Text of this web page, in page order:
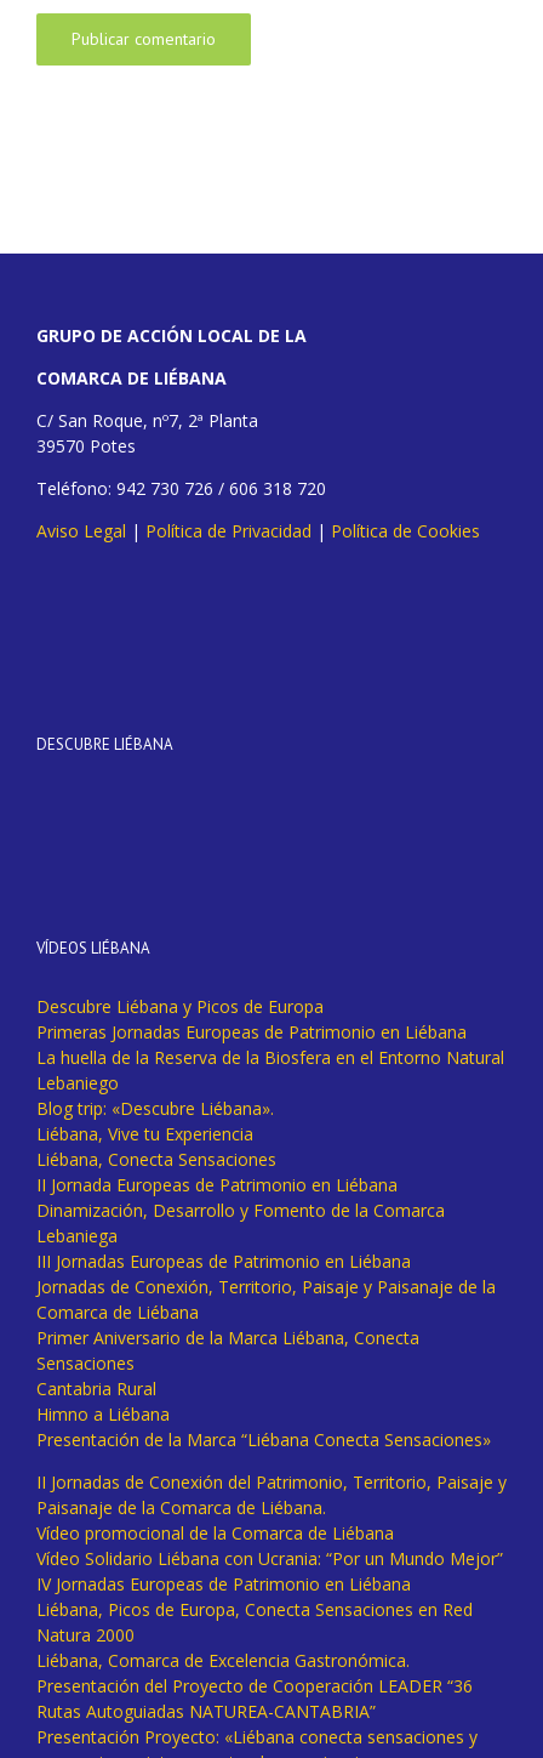
GRUPO DE ACCIÓN LOCAL DE LA
COMARCA DE LIÉBANA
C/ San Roque, nº7, 2ª Planta
39570 Potes
Teléfono: 942 730 726 / 606 318 720
Aviso Legal | Política de Privacidad | Política de Cookies
DESCUBRE LIÉBANA
VÍDEOS LIÉBANA
Descubre Liébana y Picos de Europa
Primeras Jornadas Europeas de Patrimonio en Liébana
La huella de la Reserva de la Biosfera en el Entorno Natural
Lebaniego
Blog trip: «Descubre Liébana».
Liébana, Vive tu Experiencia
Liébana, Conecta Sensaciones
II Jornada Europeas de Patrimonio en Liébana
Dinamización, Desarrollo y Fomento de la Comarca
Lebaniega
III Jornadas Europeas de Patrimonio en Liébana
Jornadas de Conexión, Territorio, Paisaje y Paisanaje de la
Comarca de Liébana
Primer Aniversario de la Marca Liébana, Conecta
Sensaciones
Cantabria Rural
Himno a Liébana
Presentación de la Marca “Liébana Conecta Sensaciones»
II Jornadas de Conexión del Patrimonio, Territorio, Paisaje y
Paisanaje de la Comarca de Liébana.
Vídeo promocional de la Comarca de Liébana
Vídeo Solidario Liébana con Ucrania: “Por un Mundo Mejor”
IV Jornadas Europeas de Patrimonio en Liébana
Liébana, Picos de Europa, Conecta Sensaciones en Red
Natura 2000
Liébana, Comarca de Excelencia Gastronómica.
Presentación del Proyecto de Cooperación LEADER “36
Rutas Autoguiadas NATUREA-CANTABRIA”
Presentación Proyecto: «Liébana conecta sensaciones y